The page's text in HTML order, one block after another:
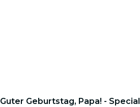
Guter Geburtstag, Papa! - Special